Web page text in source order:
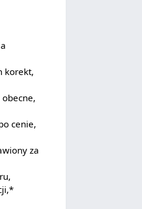
korekt,
cenie,
za